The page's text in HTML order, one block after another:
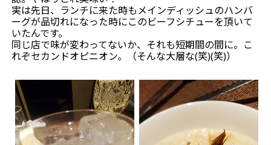
実は先日、ランチに来た時もメインディッシュのハンバ
ーグが品切れになった時にこのビーフシチューを頂いて
いたんです。
同じ店で味が変わってないか、それも短期間の間に。こ
れぞセカンドオピニオン。（そんな大層な(笑)(笑)）